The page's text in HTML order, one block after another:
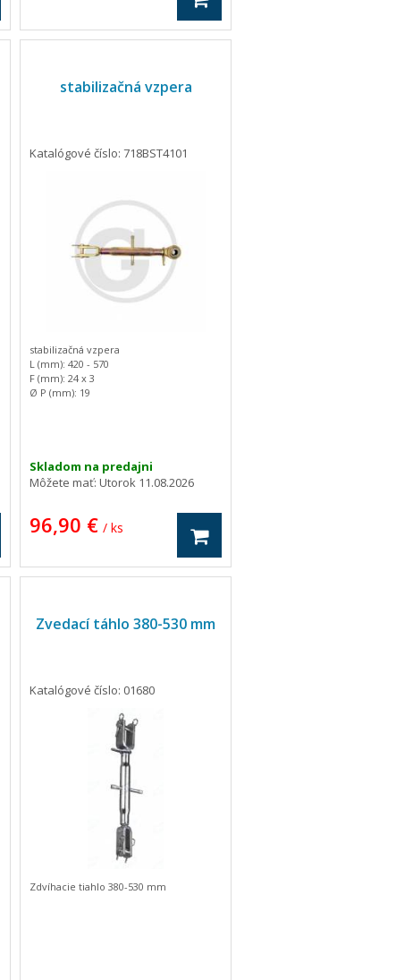
stabilizačná vzpera
Katalógové číslo: 718BST4101
Skladom na predajni
Môžete mať: Utorok 11.08.2026
96,90 € / ks
stabilizačná vzpera
L (mm): 420 - 570
F (mm): 24 x 3
Ø P (mm): 19
Zvedací táhlo 380-530 mm
Katalógové číslo: 01680
Zdvíhacie tiahlo 380-530 mm